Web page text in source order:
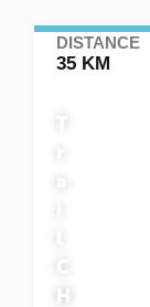
C
H
DISTANCE
35 KM